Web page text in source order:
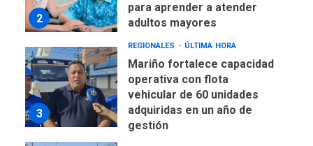
2
para aprender a atender
adultos mayores
3
REGIONALES ÚLTIMA HORA
Mariño fortalece capacidad
operativa con flota
vehicular de 60 unidades
adquiridas en un año de
gestión